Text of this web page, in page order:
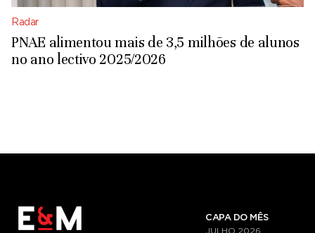
Radar
PNAE alimentou mais de 3,5 milhões de alunos
no ano lectivo 2025/2026
CAPA DO MÊS